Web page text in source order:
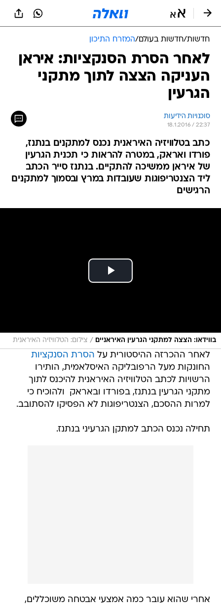
חדשות/חדשות בעולם/המזרח התיכון
לאחר הסרת הסנקציות: איראן
העניקה הצצה לתוך מתקני
הגרעין
סוכנויות הידיעות
18.1.2016 / 22:37
כתב בטלוויזיה האיראנית נכנס למתקנים בנתנז,
פורדו ואראק, במטרה להראות כי תכנית הגרעין
של איראן ממשיכה להתקיים. בנתנז סייר הכתב
ליד הצנטריפוגות שעובדות במרץ ובסמוך למתקנים
הרגישים
בווידאו: הצצה למתקני הגרעין האיראניים / צילום: הטלוויזיה האיראנית
לאחר ההכרזה ההיסטורית על הסרת הסנקציות
החונקות מעל הרפובליקה האיסלאמית, הותירו
הרשויות לכתב הטלוויזיה האיראנית להיכנס לתוך
מתקני הגרעין בנתנז, בפורדו ובאראק  ולהוכיח כי
למרות ההסכם, הצנטריפוגות לא הפסיקו להסתובב.
תחילה נכנס הכתב למתקן הגרעיני בנתנז.
אחרי שהוא עובר כמה אמצעי אבטחה משוכללים,